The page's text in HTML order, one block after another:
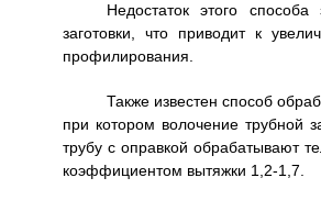
Недостаток этого
заготовки, что приводит к
профилирования.
Также известен способ
при котором волочение трубной
трубу с оправкой обрабатывают
коэффициентом вытяжки 1,2-1,7.